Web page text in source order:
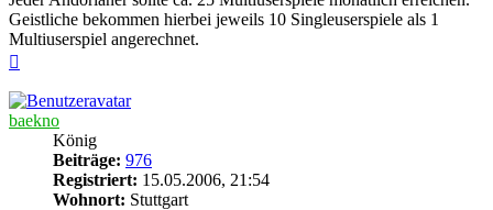
Geistliche bekommen hierbei jeweils 10 Singleuserspiele als 1
Multiuserspiel angerechnet.
baekno
König
Beiträge: 976
Registriert: 15.05.2006, 21:54
Wohnort: Stuttgart